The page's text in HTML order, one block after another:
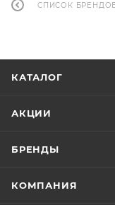
СПИСОК
КАТАЛОГ
АКЦИИ
БРЕНДЫ
КОМПАНИЯ